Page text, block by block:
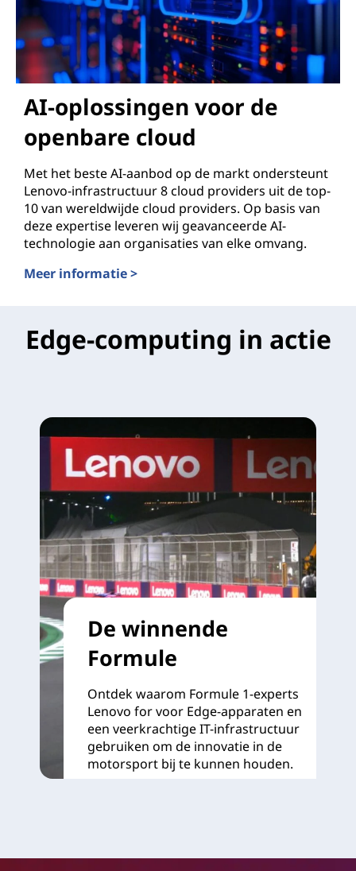
AI-oplossingen voor de
openbare cloud
Met het beste AI-aanbod op de markt ondersteunt
Lenovo-infrastructuur 8 cloud providers uit de top-
10 van wereldwijde cloud providers. Op basis van
deze expertise leveren wij geavanceerde AI-
technologie aan organisaties van elke omvang.
Meer informatie >
Edge-computing in actie
De winnende
Formule
Ontdek waarom Formule 1-experts
Lenovo for voor Edge-apparaten en
een veerkrachtige IT-infrastructuur
gebruiken om de innovatie in de
motorsport bij te kunnen houden.